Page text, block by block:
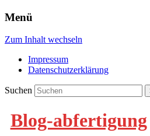
Menü
Zum Inhalt wechseln
Impressum
Datenschutzerklärung
Suchen
Blog-abfertigung